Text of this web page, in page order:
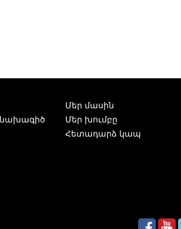
նախագիծ
Մեր մասին
Մեր խումբը
Հետադարձ կապ